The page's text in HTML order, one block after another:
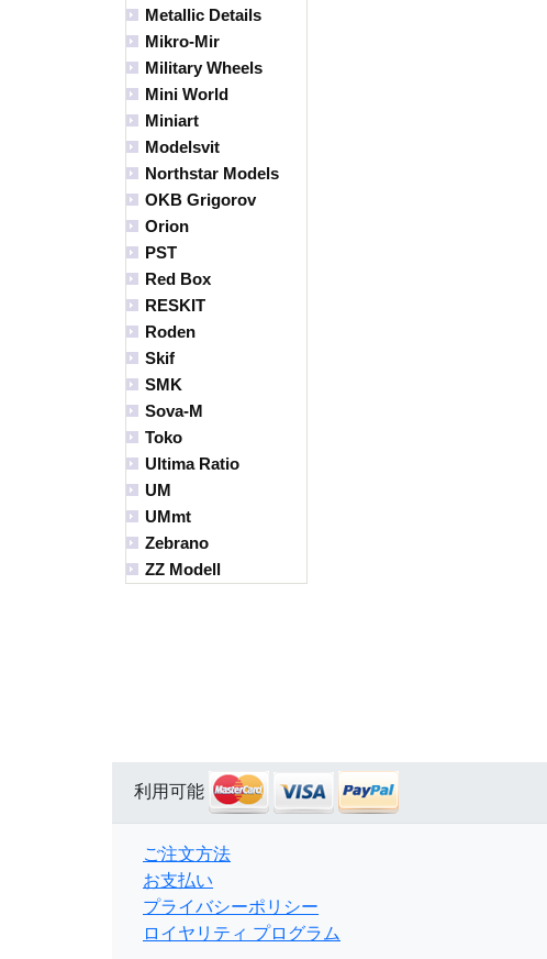
Metallic Details
Mikro-Mir
Military Wheels
Mini World
Miniart
Modelsvit
Northstar Models
OKB Grigorov
Orion
PST
Red Box
RESKIT
Roden
Skif
SMK
Sova-M
Toko
Ultima Ratio
UM
UMmt
Zebrano
ZZ Modell
利用可能
ご注文方法
お支払い
プライバシーポリシー
ロイヤリティ プログラム